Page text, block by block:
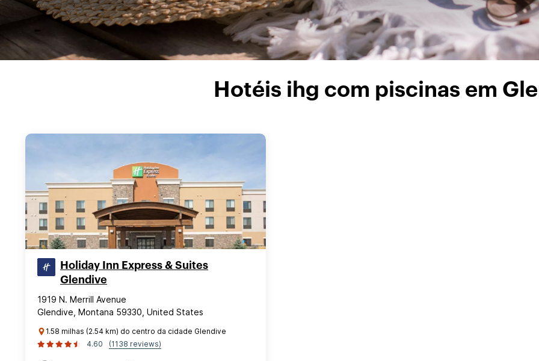
Hotéis ihg com piscinas em
Holiday Inn Express & Suites
Glendive
1919 N. Merrill Avenue
Glendive, Montana 59330, United States
1.58 milhas (2.54 km) do centro da cidade Glendive
4.60
(1138 reviews)